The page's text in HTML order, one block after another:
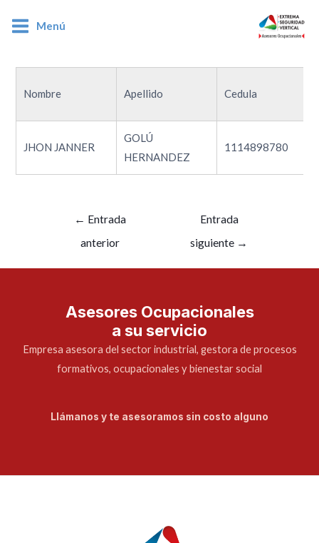
Menú
Nombre Apellido Cedula
JHON JANNER
GOLÚ
HERNANDEZ
1114898780
← Entrada
anterior
Entrada
siguiente →
Asesores Ocupacionales
a su servicio
Empresa asesora del sector industrial, gestora de procesos
formativos, ocupacionales y bienestar social
Llámanos y te asesoramos sin costo alguno